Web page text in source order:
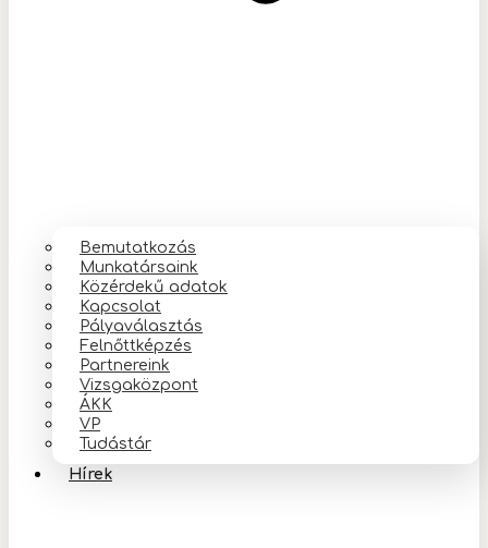
Bemutatkozás
Munkatársaink
Közérdekű adatok
Kapcsolat
Pályaválasztás
Felnőttképzés
Partnereink
Vizsgaközpont
ÁKK
VP
Tudástár
Hírek